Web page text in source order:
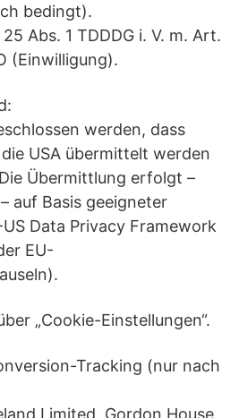
bedingt).
Abs. 1 TDDDG i. V. m. Art.
(Einwilligung).
werden, dass
USA übermittelt werden
Übermittlung erfolgt –
auf Basis geeigneter
Data Privacy Framework
EU-
„Cookie-Einstellungen“.
Tracking (nur nach
Limited, Gordon House,